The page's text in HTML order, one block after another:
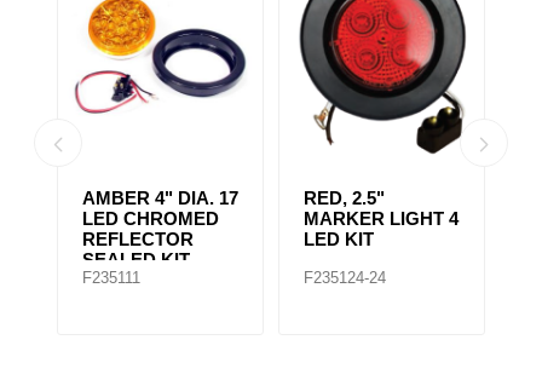
AMBER CLEAR,
4IN DIA. 10 LED
SEALED
F235167
4" RED 10 LED
LIGHT
F235148